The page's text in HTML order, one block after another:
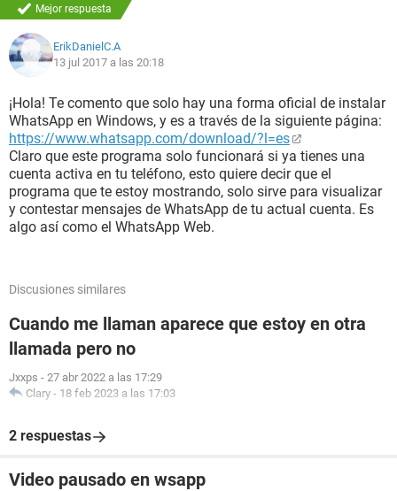
Mejor respuesta
ErikDanielC.A
13 jul 2017 a las 20:18
¡Hola! Te comento que solo hay una forma oficial de instalar
WhatsApp en Windows, y es a través de la siguiente página:
https://www.whatsapp.com/download/?l=es
Claro que este programa solo funcionará si ya tienes una
cuenta activa en tu teléfono, esto quiere decir que el
programa que te estoy mostrando, solo sirve para visualizar
y contestar mensajes de WhatsApp de tu actual cuenta. Es
algo así como el WhatsApp Web.
Discusiones similares
Cuando me llaman aparece que estoy en otra
llamada pero no
Jxxps - 27 abr 2022 a las 17:29
Clary - 18 feb 2023 a las 17:03
2 respuestas
Video pausado en wsapp